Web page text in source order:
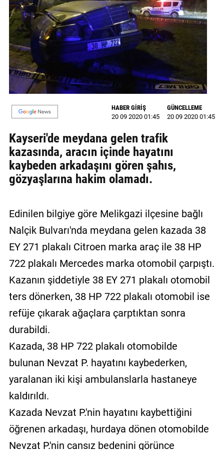
GALERİ
VİDEO
YAZARLAR
BİZE
ULAŞIN
Künye
İletişim
Gizlilik
Sözleşmesi
Kullanıcı
HABER GİRİŞ
20 09 2020 01:45
GÜNCELLEME
20 09 2020 01:45
Kayseri'de meydana gelen trafik
kazasında, aracın içinde hayatını
kaybeden arkadaşını gören şahıs,
gözyaşlarına hakim olamadı.
Edinilen bilgiye göre Melikgazi ilçesine bağlı
Nalçik Bulvarı'nda meydana gelen kazada 38
EY 271 plakalı Citroen marka araç ile 38 HP
722 plakalı Mercedes marka otomobil çarpıştı.
Kazanın şiddetiyle 38 EY 271 plakalı otomobil
ters dönerken, 38 HP 722 plakalı otomobil ise
refüje çıkarak ağaçlara çarptıktan sonra
durabildi.
Kazada, 38 HP 722 plakalı otomobilde
bulunan Nevzat P. hayatını kaybederken,
yaralanan iki kişi ambulanslarla hastaneye
kaldırıldı.
Kazada Nevzat P.'nin hayatını kaybettiğini
öğrenen arkadaşı, hurdaya dönen otomobilde
Nevzat P.'nin cansız bedenini görünce